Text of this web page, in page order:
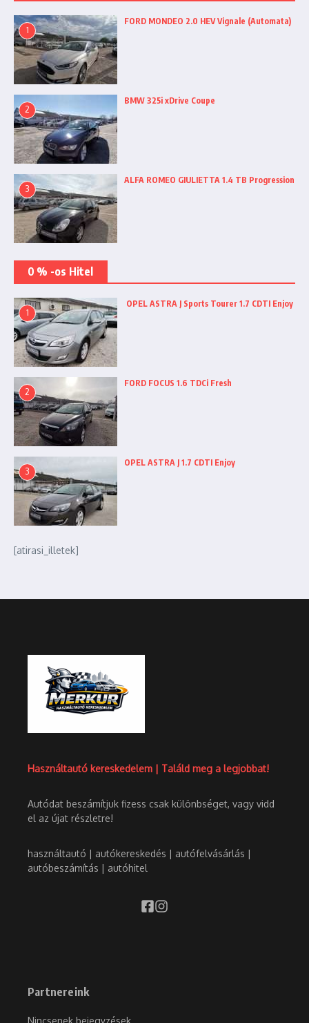
1
FORD MONDEO 2.0 HEV Vignale (Automata)
2
BMW 325i xDrive Coupe
3
ALFA ROMEO GIULIETTA 1.4 TB Progression
0 % -os Hitel
1
OPEL ASTRA J Sports Tourer 1.7 CDTI Enjoy
2
FORD FOCUS 1.6 TDCi Fresh
3
OPEL ASTRA J 1.7 CDTI Enjoy
[atirasi_illetek]
Használtautó kereskedelem | Találd meg a legjobbat!
Autódat beszámítjuk fizess csak különbséget, vagy vidd
el az újat részletre!
használtautó | autókereskedés | autófelvásárlás |
autóbeszámítás | autóhitel
Partnereink